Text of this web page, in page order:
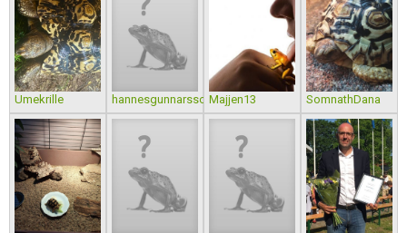
Umekrille hannesgunnarsson99Majjen13 SomnathDana